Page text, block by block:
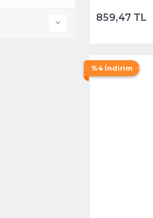
859,47 TL
%4 İndirim